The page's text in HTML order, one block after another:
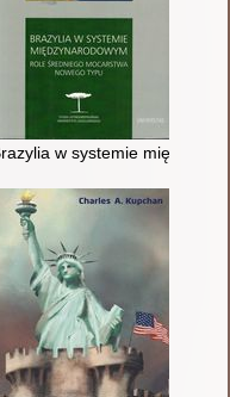
państwo, ekopolityka
w systemie